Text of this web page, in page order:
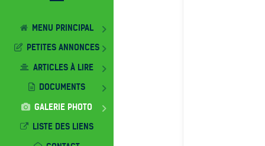
MENU PRINCIPAL
PETITES ANNONCES
ARTICLES À LIRE
DOCUMENTS
GALERIE PHOTO
LISTE DES LIENS